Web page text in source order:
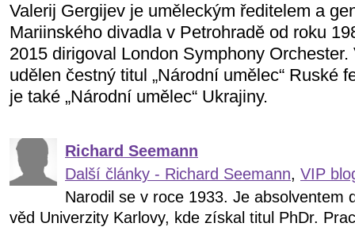
Valerij Gergijev je uměleckým ředitelem a
Mariinského divadla v Petrohradě od roku
2015 dirigoval London Symphony
udělen čestný titul „Národní umělec“ Ruské
je také „Národní umělec“ Ukrajiny.
Richard Seemann
Další články - Richard Seemann, VIP
Narodil se v roce 1933. Je absolventem
věd Univerzity Karlovy, kde získal titul PhDr.